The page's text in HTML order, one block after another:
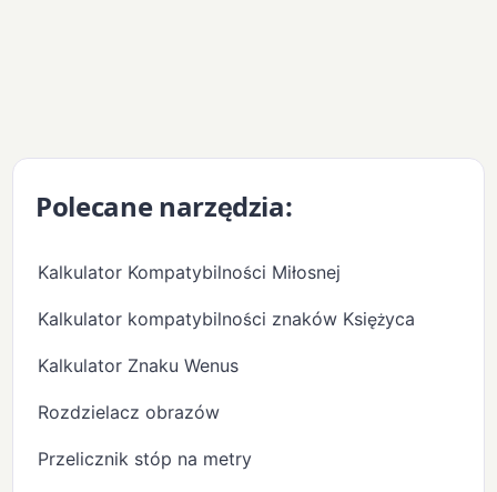
Polecane narzędzia:
Kalkulator Kompatybilności Miłosnej
Kalkulator kompatybilności znaków Księżyca
Kalkulator Znaku Wenus
Rozdzielacz obrazów
Przelicznik stóp na metry